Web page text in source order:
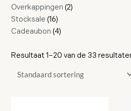
Overkappingen 2
Stocksale 16
Cadeaubon 4
Resultaat 1–20 van de 33